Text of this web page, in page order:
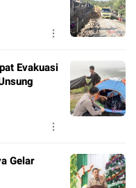
Evakuasi
Gelar